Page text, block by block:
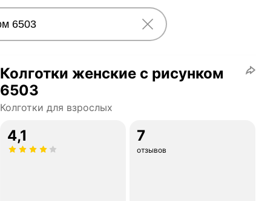
Колготки женские с рисунком
6503
Колготки для взрослых
4,1 7
отзывов